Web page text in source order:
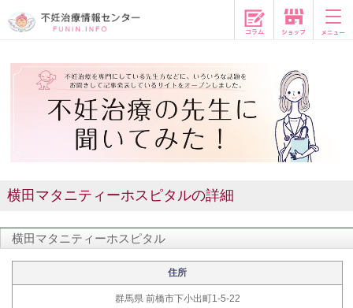
コラム
横田マタニティーホスピタルの詳細
横田マタニティーホスピタル
住所
群馬県 前橋市下小出町1-5-22